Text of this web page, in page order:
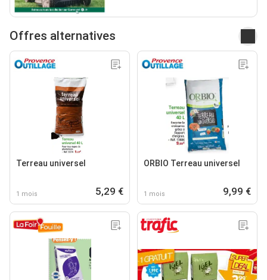
Offres alternatives
Terreau universel
1 mois 5,29 €
ORBIO Terreau universel
1 mois 9,99 €